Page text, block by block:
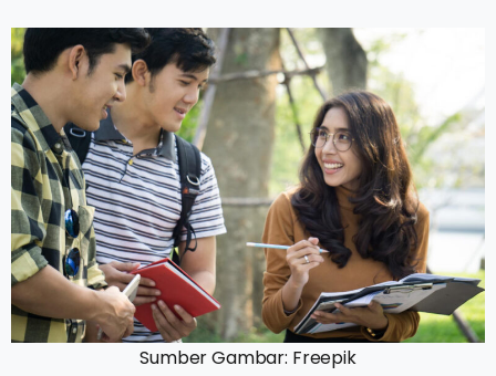
Sumber Gambar: Freepik